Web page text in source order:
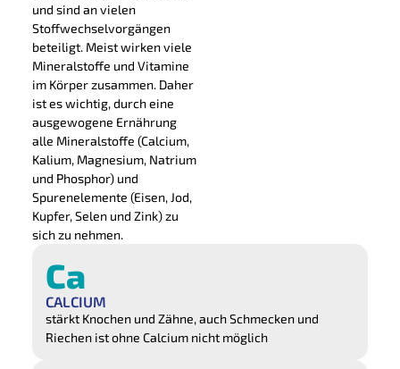
und sind an vielen
Stoffwechselvorgängen
beteiligt. Meist wirken viele
Mineralstoffe und Vitamine
im Körper zusammen. Daher
ist es wichtig, durch eine
ausgewogene Ernährung
alle Mineralstoffe (Calcium,
Kalium, Magnesium, Natrium
und Phosphor) und
Spurenelemente (Eisen, Jod,
Kupfer, Selen und Zink) zu
sich zu nehmen.
Ca
CALCIUM
stärkt Knochen und Zähne, auch Schmecken und
Riechen ist ohne Calcium nicht möglich